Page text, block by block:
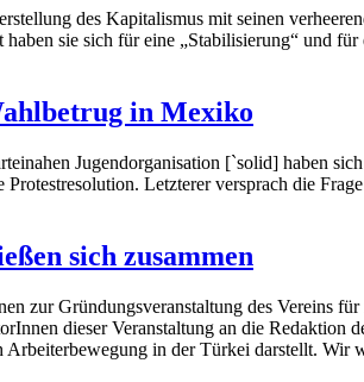
des Kapitalismus mit seinen
sie sich für eine „Stabilisierung“ und
in Mexiko
Jugendorganisation [`solid] haben
Letzterer versprach die
sich zusammen
zur Gründungsveranstaltung des Vereins
dieser Veranstaltung an die Redaktion
in der Türkei darstellt.